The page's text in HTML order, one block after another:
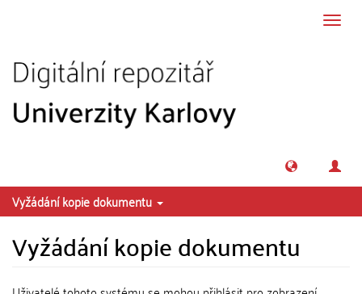
Vyžádání kopie dokumentu
Vyžádání kopie dokumentu